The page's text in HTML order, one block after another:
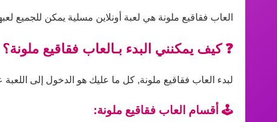
العاب فقاقيع ملونة هي لعبة أونلاين مسلية يمكن للجميع
❓ كيف يمكنني البدء بـالعاب فقاقيع ملونة؟
لبدء العاب فقاقيع ملونة, كل ما عليك هو الدخول إلى
🕹️ أقسام العاب فقاقيع ملونة: